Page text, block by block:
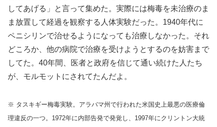
してあげる」と言って集めた。実際には梅毒を未治療のま
ま放置して経過を観察する人体実験だった。1940年代に
ペニシリンで治せるようになっても治療しなかった。それ
どころか、他の病院で治療を受けようとするのを妨害まで
してた。40年間、医者と政府を信じて通い続けた人たち
が、モルモットにされてたんだよ。
※ タスキギー梅毒実験。アラバマ州で行われた米国史上最悪の医療倫
理違反の一つ。1972年に内部告発で発覚し、1997年にクリントン大統